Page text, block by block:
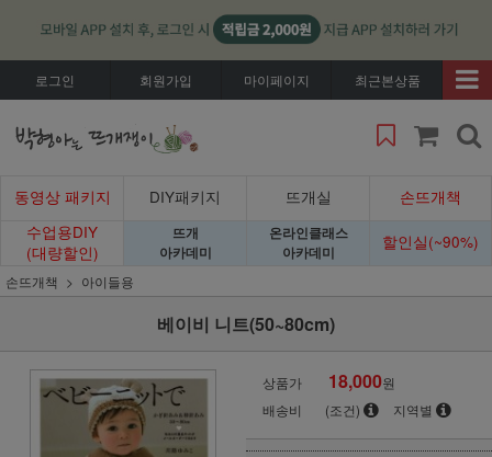
로그인 회원가입 마이페이지 최근본상품
동영상 패키지 DIY패키지 뜨개실
손뜨개책
수업용DIY
(대량할인)
뜨개
아카데미
온라인클래스
아카데미
할인실(~90%)
손뜨개책 아이들용
베이비 니트(50~80cm)
상품가 18,000원
배송비
(조건) 지역별